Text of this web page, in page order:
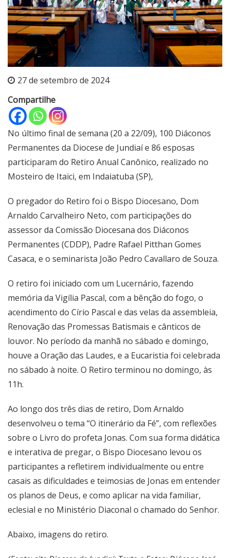
27 de setembro de 2024
Compartilhe
No último final de semana (20 a 22/09), 100 Diáconos
Permanentes da Diocese de Jundiaí e 86 esposas
participaram do Retiro Anual Canônico, realizado no
Mosteiro de Itaici, em Indaiatuba (SP),
O pregador do Retiro foi o Bispo Diocesano, Dom
Arnaldo Carvalheiro Neto, com participações do
assessor da Comissão Diocesana dos Diáconos
Permanentes (CDDP), Padre Rafael Pitthan Gomes
Casaca, e o seminarista João Pedro Cavallaro de Souza.
O retiro foi iniciado com um Lucernário, fazendo
memória da Vigília Pascal, com a bênção do fogo, o
acendimento do Círio Pascal e das velas da assembleia,
Renovação das Promessas Batismais e cânticos de
louvor. No período da manhã no sábado e domingo,
houve a Oração das Laudes, e a Eucaristia foi celebrada
no sábado à noite. O Retiro terminou no domingo, às
11h.
Ao longo dos três dias de retiro, Dom Arnaldo
desenvolveu o tema “O itinerário da Fé”, com reflexões
sobre o Livro do profeta Jonas. Com sua forma didática
e interativa de pregar, o Bispo Diocesano levou os
participantes a refletirem individualmente ou entre
casais as dificuldades e teimosias de Jonas em entender
os planos de Deus, e como aplicar na vida familiar,
eclesial e no Ministério Diaconal o chamado do Senhor.
Abaixo, imagens do retiro.